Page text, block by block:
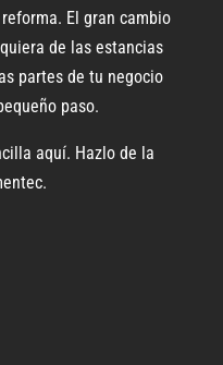
El gran cambio
de las estancias
partes de tu negocio
paso.
aquí. Hazlo de la